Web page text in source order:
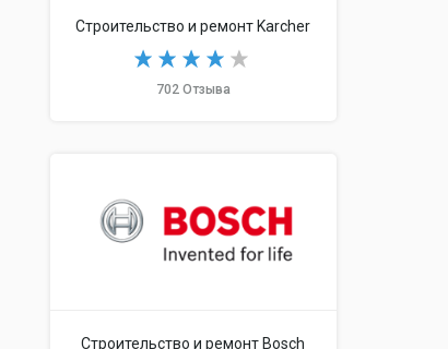
Строительство и ремонт Karcher
702 Отзыва
Строительство и ремонт Bosch